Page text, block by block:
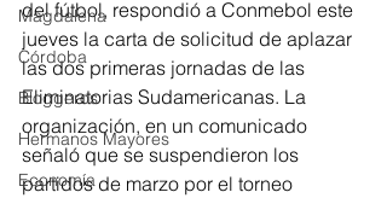
Magdalena
Córdoba
Bloggeros
Hermanos Mayores
Economía
del fútbol, respondió a Conmebol este
jueves la carta de solicitud de aplazar
las dos primeras jornadas de las
Eliminatorias Sudamericanas. La
organización, en un comunicado
señaló que se suspendieron los
partidos de marzo por el torneo